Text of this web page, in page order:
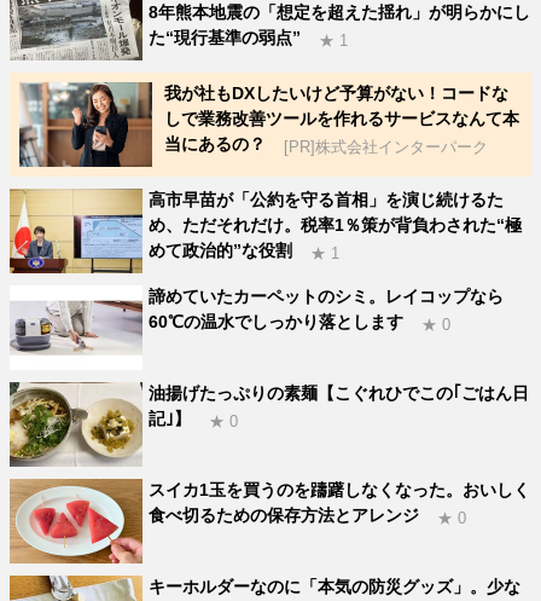
8年熊本地震の「想定を超えた揺れ」が明らかにし
た“現行基準の弱点”
★ 1
我が社もDXしたいけど予算がない！コードな
しで業務改善ツールを作れるサービスなんて本
当にあるの？
[PR]株式会社インターパーク
高市早苗が「公約を守る首相」を演じ続けるた
め、ただそれだけ。税率1％策が背負わされた“極
めて政治的”な役割
★ 1
諦めていたカーペットのシミ。レイコップなら
60℃の温水でしっかり落とします
★ 0
油揚げたっぷりの素麺【こぐれひでこの｢ごはん日
記｣】
★ 0
スイカ1玉を買うのを躊躇しなくなった。おいしく
食べ切るための保存方法とアレンジ
★ 0
キーホルダーなのに「本気の防災グッズ」。少な